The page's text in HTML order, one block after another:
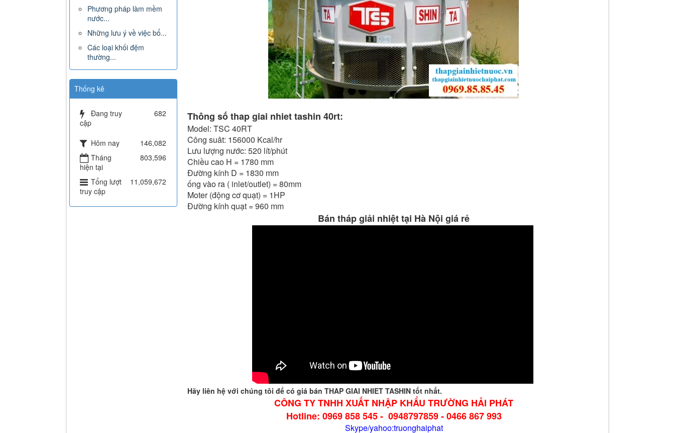
Thông số thap giai nhiet tashin 40rt:
Model: TSC 40RT
Công suât: 156000 Kcal/hr
Lưu lượng nước: 520 lít/phút
Chiều cao H = 1780 mm
Đường kính D = 1830 mm
ống vào ra ( inlet/outlet) = 80mm
Moter (động cơ quạt) = 1HP
Đường kính quạt = 960 mm
Bán tháp giải nhiệt tại Hà Nội giá rẻ
Hãy liên hệ với chúng tôi để có giá bán THAP GIAI NHIET TASHINtốt nhất.
CÔNG TY TNHH XUẤT NHẬP KHẨU TRƯỜNG HẢI PHÁT
Hotline: 0969 858 545 - 0948797859 - 0466 867 993
Skype/yahoo:truonghaiphat
Phương pháp làm mềm
nước...
Những lưu ý về việc bổ...
Các loại khối đệm
thường...
Thống kê
Đang truy
cập
682
Hôm nay
146,082
Tháng
hiện tại
803,596
Tổng lượt
truy cập
11,059,672